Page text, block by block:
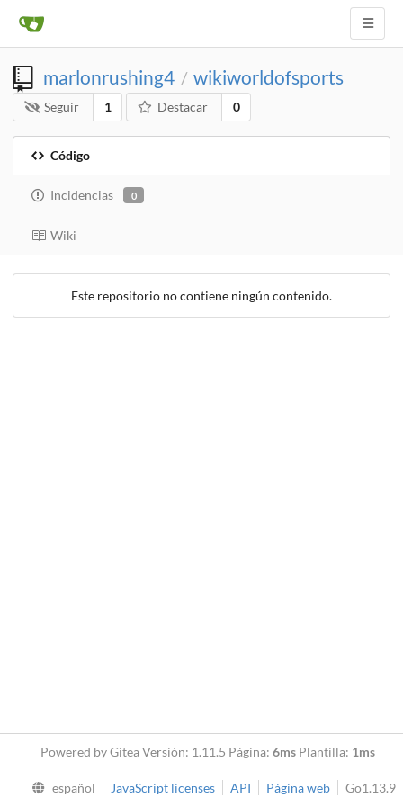
marlonrushing4 / wikiworldofsports
Seguir 1 Destacar 0
Código
Incidencias 0
Wiki
Este repositorio no contiene ningún contenido.
Powered by Gitea Versión: 1.11.5 Página: 6ms Plantilla: 1ms
español JavaScript licenses API Página web Go1.13.9